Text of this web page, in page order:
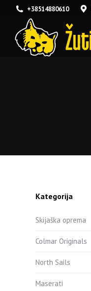
+38514880610
Kategorija
Skijaška oprema
Colmar Originals
North Sails
Maserati